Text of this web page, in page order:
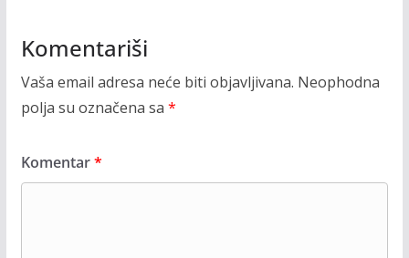
Komentariši
Vaša email adresa neće biti objavljivana. Neophodna
polja su označena sa *
Komentar*